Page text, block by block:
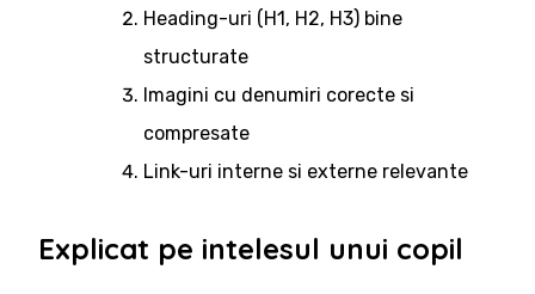
Heading-uri (H1, H2, H3) bine
structurate
Imagini cu denumiri corecte si
compresate
Link-uri interne si externe relevante
Explicat pe intelesul unui copil